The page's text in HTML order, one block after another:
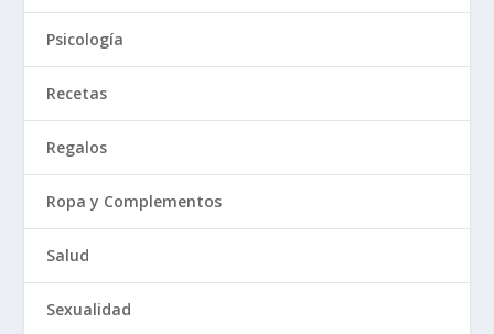
Psicología
Recetas
Regalos
Ropa y Complementos
Salud
Sexualidad